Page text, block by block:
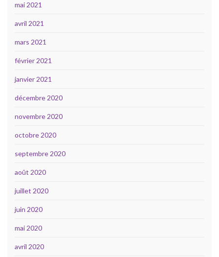
mai 2021
avril 2021
mars 2021
février 2021
janvier 2021
décembre 2020
novembre 2020
octobre 2020
septembre 2020
août 2020
juillet 2020
juin 2020
mai 2020
avril 2020